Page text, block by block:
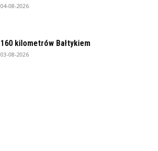
04-08-2026
160 kilometrów Bałtykiem
03-08-2026